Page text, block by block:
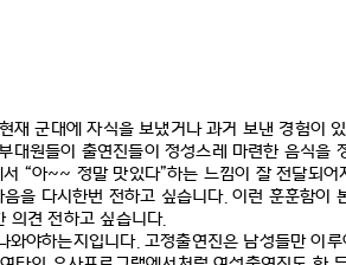
재 군대에 자식을 보냈거나 과거 보낸 경험이
대원들이 출연진들이 정성스레 마련한 음식
“아~~ 정말 맛있다”하는 느낌이 잘 전달되어
을 다시한번 전하고 싶습니다. 이런 훈훈함이
의견 전하고 싶습니다.
와야하는지입니다. 고정출연진은 남성들만 이